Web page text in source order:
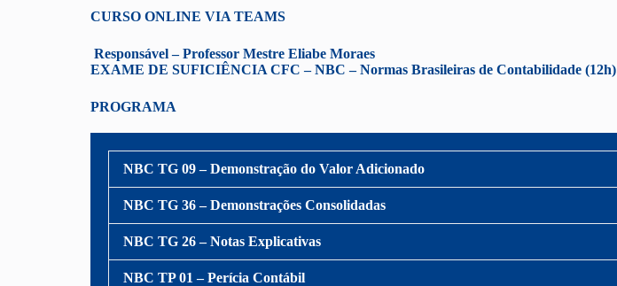
CURSO ONLINE VIA TEAMS
Responsável – Professor Mestre Eliabe Moraes
EXAME DE SUFICIÊNCIA CFC – NBC – Normas Brasileiras de Contabilidade (12h)
PROGRAMA
NBC TG 09 – Demonstração do Valor Adicionado
NBC TG 36 – Demonstrações Consolidadas
NBC TG 26 – Notas Explicativas
NBC TP 01 – Perícia Contábil